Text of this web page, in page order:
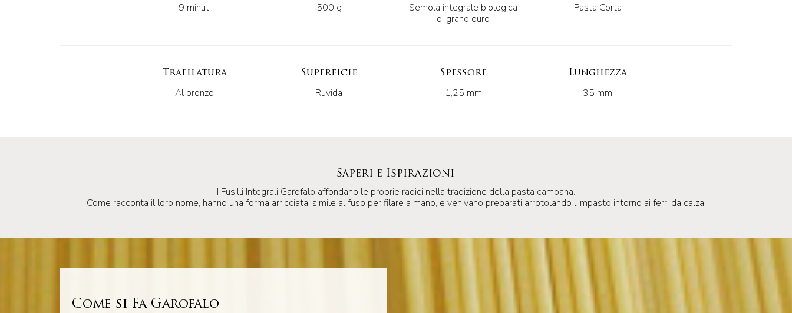
9 minuti 500 g
Semola integrale biologica
di grano duro
Pasta Corta
Trafilatura
Al bronzo
Superficie
Ruvida
Spessore
1,25 mm
Lunghezza
35 mm
Saperi e Ispirazioni
I Fusilli Integrali Garofalo affondano le proprie radici nella tradizione della pasta campana.
Come racconta il loro nome, hanno una forma arricciata, simile al fuso per filare a mano, e venivano preparati arrotolando l’impasto intorno ai ferri da calza.
Come si Fa Garofalo